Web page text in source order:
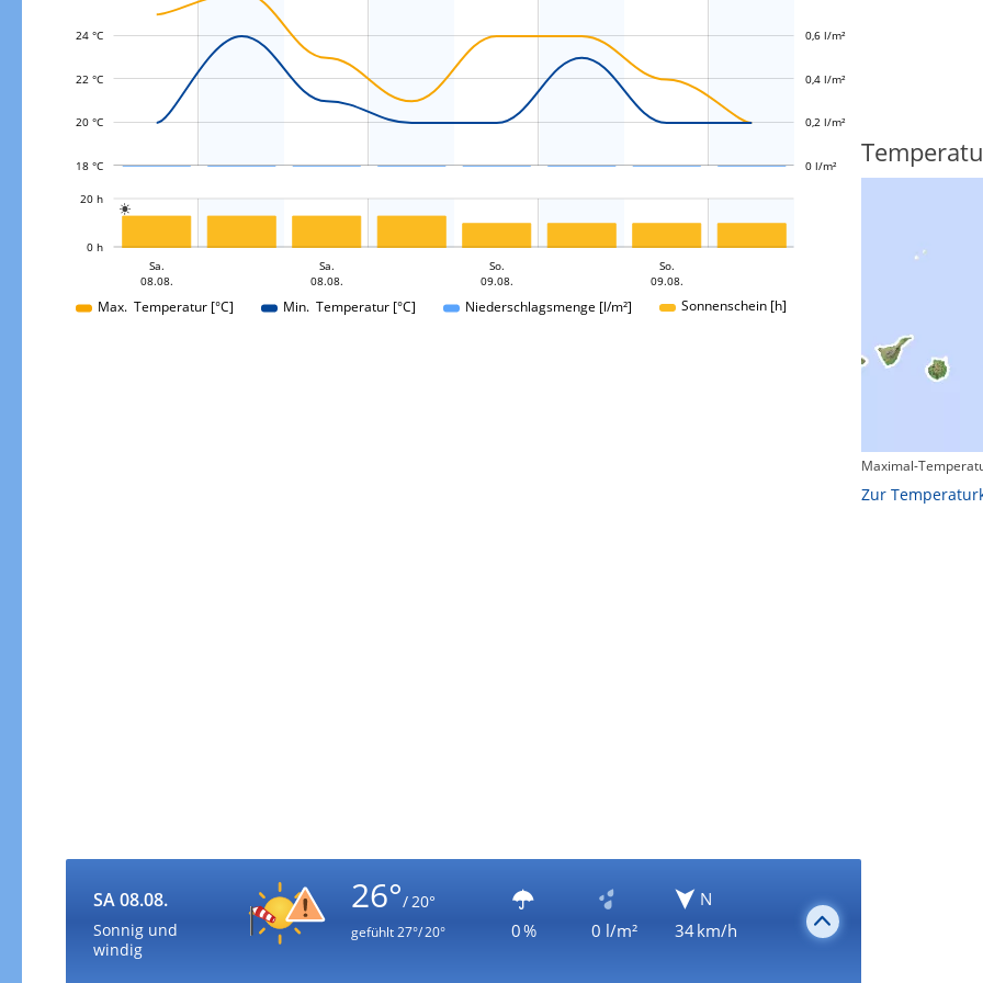
18 °C
20 °C
22 °C
24 °C
0 l/m²
0,2 l/m²
0,4 l/m²
0,6 l/m²

0 h
20 h
Sa.
08.08.
Sa.
08.08.
So.
09.08.
So.
09.08.
Max. Temperatur [°C]
Min. Temperatur [°C] Niederschlagsmenge [l/m²] Sonnenschein [h]
SA 08.08.
Sonnig und
windig
26°/ 20°
gefühlt27°/ 20° 0 % 0 l/m²
N
34 km/h
Maximal-
Zur